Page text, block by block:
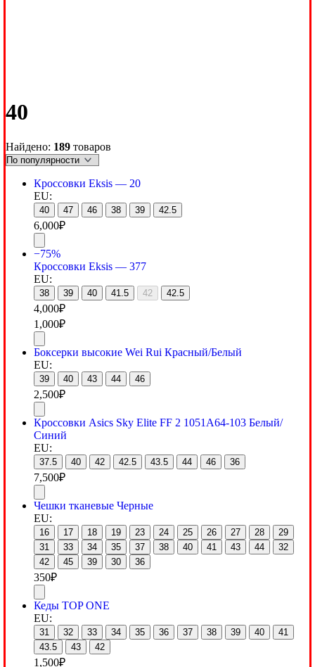
40
Найдено: 189 товаров
Кроссовки Eksis — 20
EU:
40 47 46 38 39 42.5
6,000₽
−75%
Кроссовки Eksis — 377
EU:
38 39 40 41.5 42 42.5
4,000₽
1,000₽
Боксерки высокие Wei Rui Красный/Белый
EU:
39 40 43 44 46
2,500₽
Кроссовки Asics Sky Elite FF 2 1051A64-103 Белый/
Синий
EU:
37.5 40 42 42.5 43.5 44 46 36
7,500₽
Чешки тканевые Черные
EU:
16 17 18 19 23 24 25 26 27 28
29
31
33 34 35 37 38 40 41 43 44
32
42
45 39 30 36
350₽
Кеды TOP ONE
EU:
31 32 33 34 35 36 37 38 39 40
41
43.5
43 42
1,500₽